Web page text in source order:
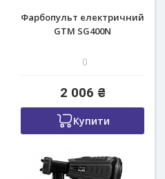
Фарбопульт електричний
GTM SG400N
0
2 006 ₴
Купити